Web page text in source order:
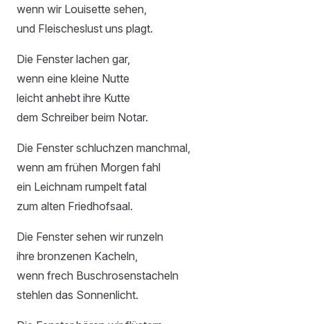
wenn wir Louisette sehen,
und Fleischeslust uns plagt.
Die Fenster lachen gar,
wenn eine kleine Nutte
leicht anhebt ihre Kutte
dem Schreiber beim Notar.
Die Fenster schluchzen manchmal,
wenn am frühen Morgen fahl
ein Leichnam rumpelt fatal
zum alten Friedhofsaal.
Die Fenster sehen wir runzeln
ihre bronzenen Kacheln,
wenn frech Buschrosenstacheln
stehlen das Sonnenlicht.